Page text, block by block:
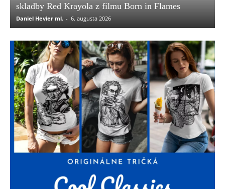
skladby Red Krayola z filmu Born in Flames
Daniel Hevier ml. - 6. augusta 2026